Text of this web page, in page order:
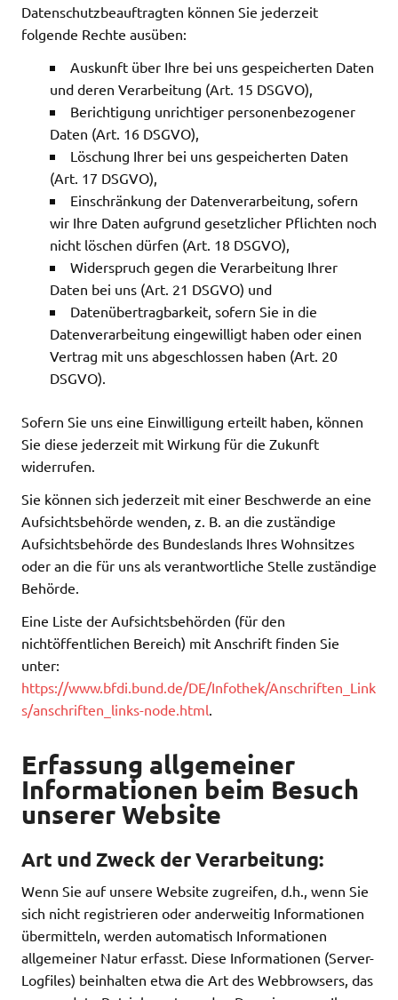
Datenschutzbeauftragten können Sie jederzeit
folgende Rechte ausüben:
Auskunft über Ihre bei uns gespeicherten Daten
und deren Verarbeitung (Art. 15 DSGVO),
Berichtigung unrichtiger personenbezogener
Daten (Art. 16 DSGVO),
Löschung Ihrer bei uns gespeicherten Daten
(Art. 17 DSGVO),
Einschränkung der Datenverarbeitung, sofern
wir Ihre Daten aufgrund gesetzlicher Pflichten noch
nicht löschen dürfen (Art. 18 DSGVO),
Widerspruch gegen die Verarbeitung Ihrer
Daten bei uns (Art. 21 DSGVO) und
Datenübertragbarkeit, sofern Sie in die
Datenverarbeitung eingewilligt haben oder einen
Vertrag mit uns abgeschlossen haben (Art. 20
DSGVO).
Sofern Sie uns eine Einwilligung erteilt haben, können
Sie diese jederzeit mit Wirkung für die Zukunft
widerrufen.
Sie können sich jederzeit mit einer Beschwerde an eine
Aufsichtsbehörde wenden, z. B. an die zuständige
Aufsichtsbehörde des Bundeslands Ihres Wohnsitzes
oder an die für uns als verantwortliche Stelle zuständige
Behörde.
Eine Liste der Aufsichtsbehörden (für den
nichtöffentlichen Bereich) mit Anschrift finden Sie
unter:
https://www.bfdi.bund.de/DE/Infothek/Anschriften_Link
s/anschriften_links-node.html
Erfassung allgemeiner
Informationen beim Besuch
unserer Website
Art und Zweck der Verarbeitung:
Wenn Sie auf unsere Website zugreifen, d.h., wenn Sie
sich nicht registrieren oder anderweitig Informationen
übermitteln, werden automatisch Informationen
allgemeiner Natur erfasst. Diese Informationen (Server-
Logfiles) beinhalten etwa die Art des Webbrowsers, das